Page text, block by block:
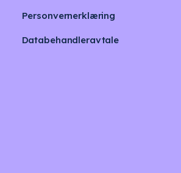
Personvernerklæring
Databehandleravtale